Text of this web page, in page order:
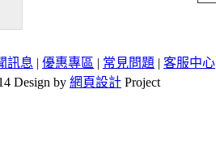
訊息 | 優惠專區 | 常見問題 | 客服中心
Design by 網頁設計 Project